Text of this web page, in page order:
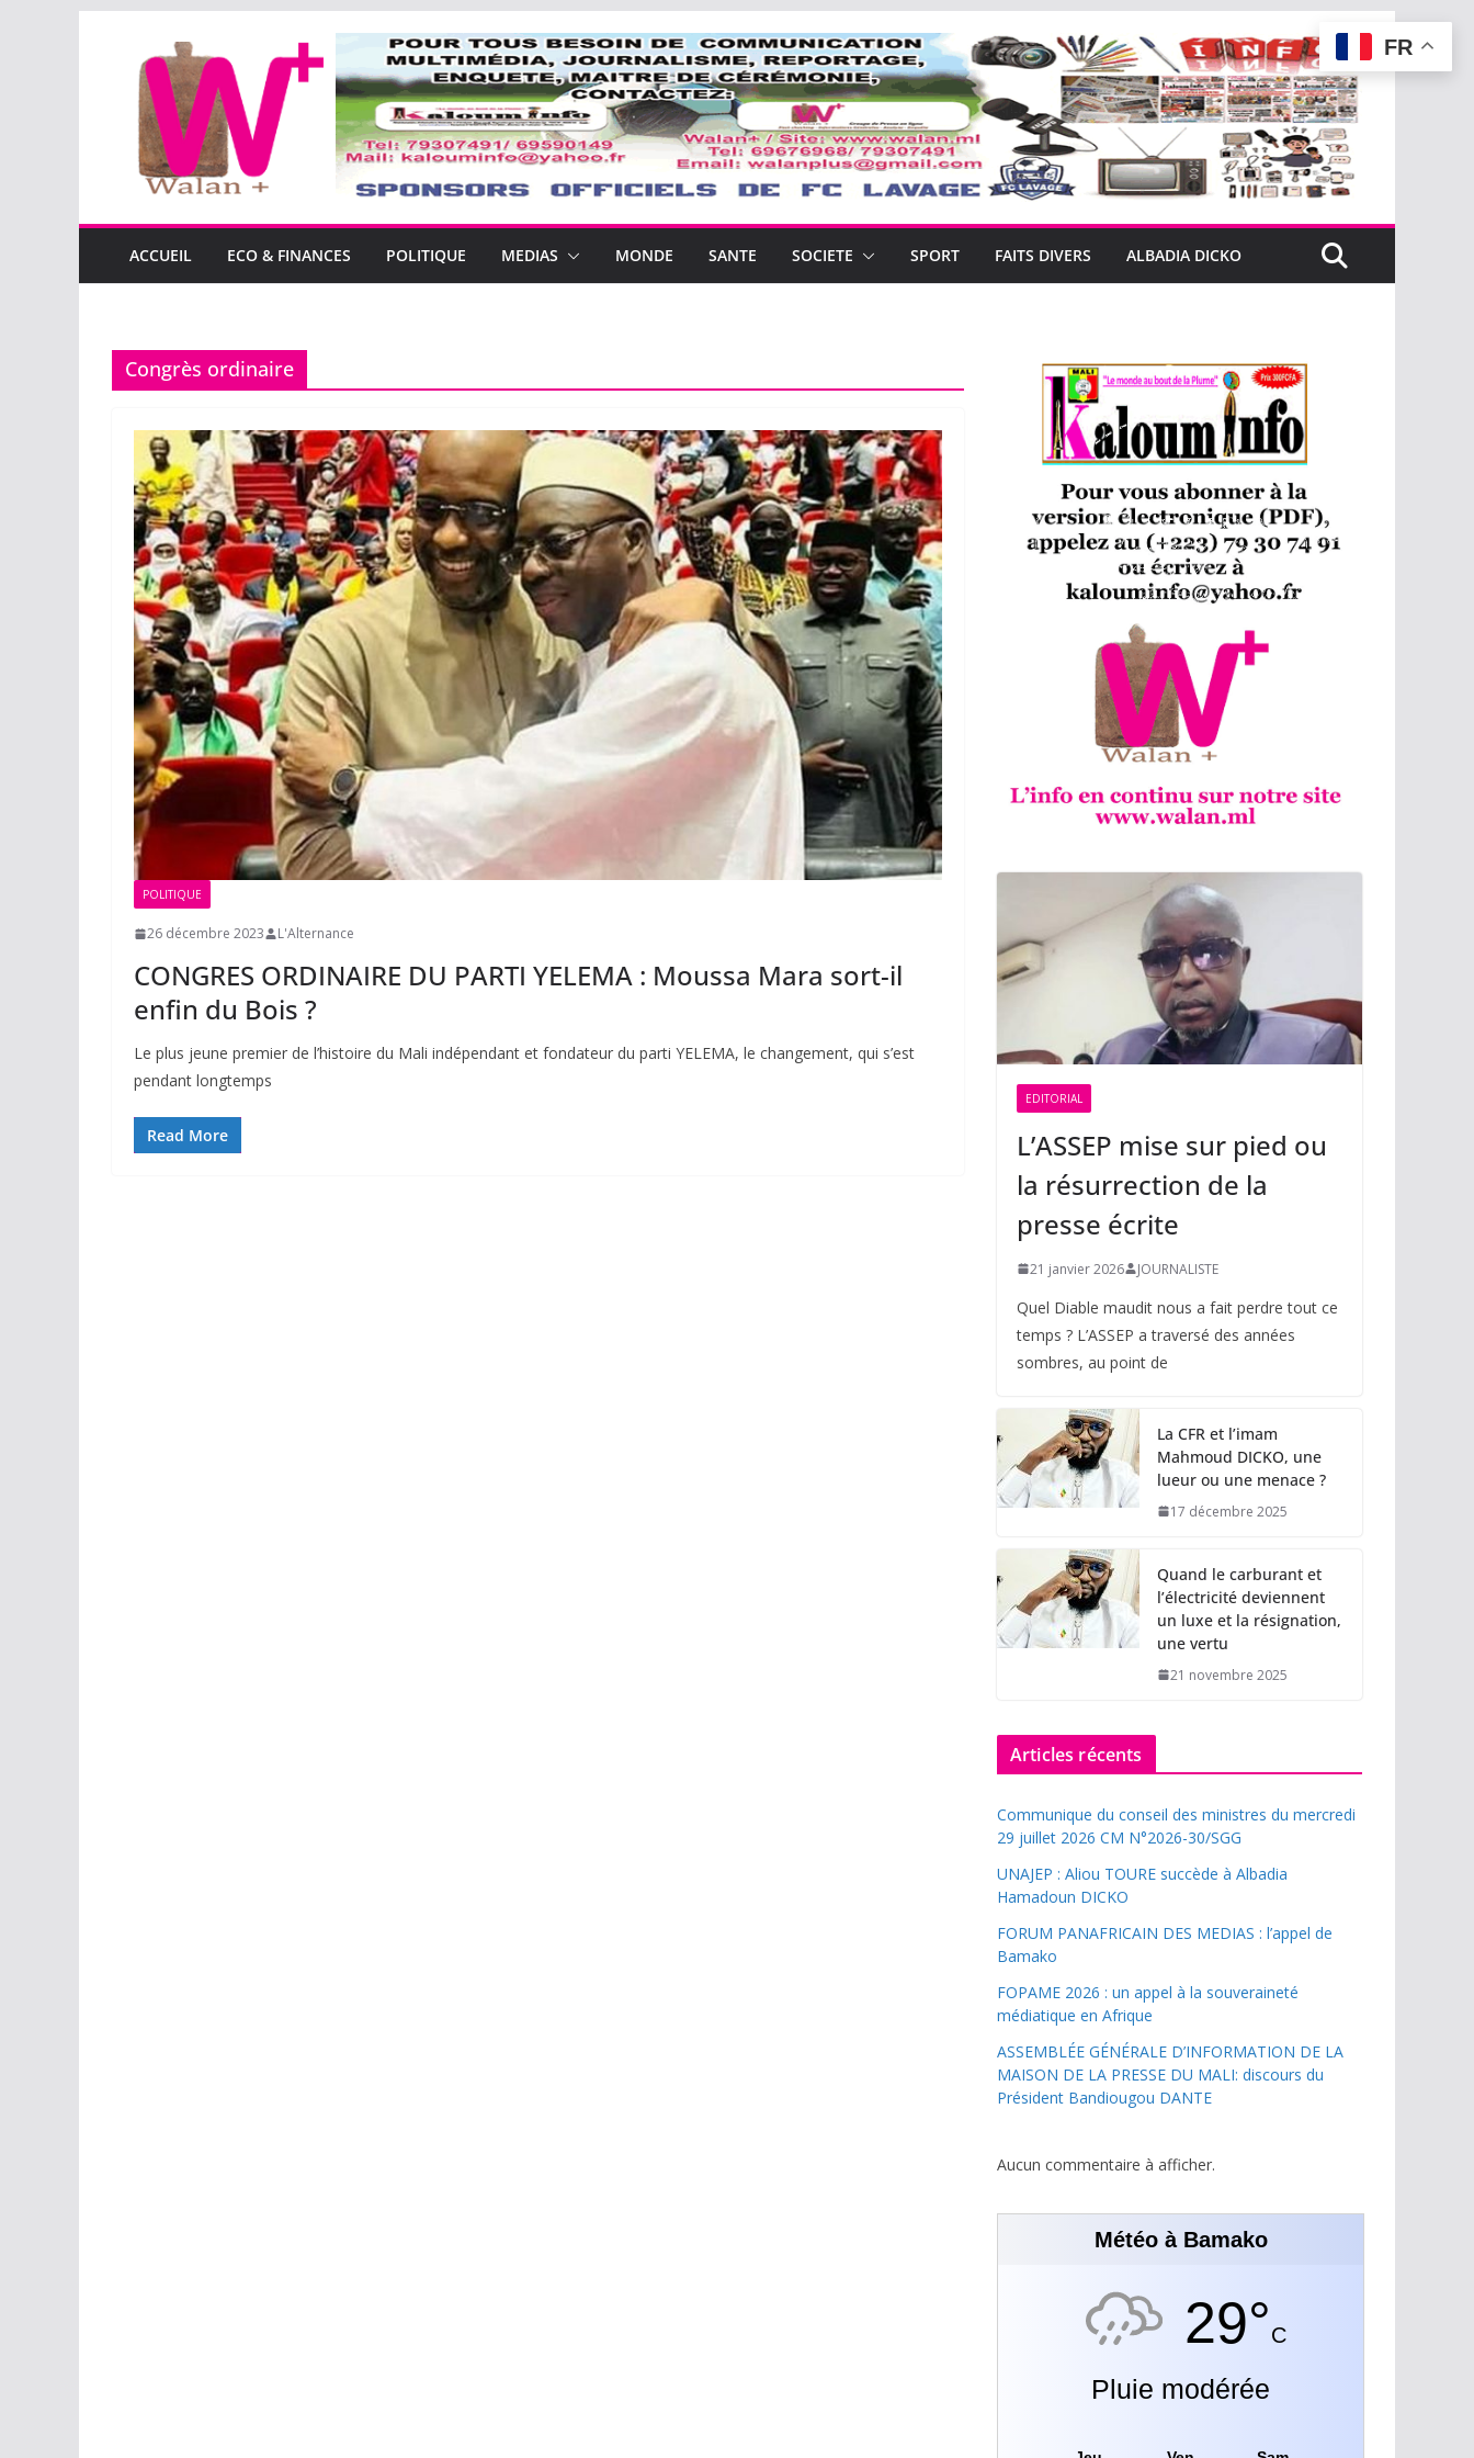
contenu
ACCUEIL ECO & FINANCES POLITIQUE MEDIAS MONDE SANTE SOCIETE SPORT FAITS DIVERS ALBADIA DICKO
Congrès ordinaire
POLITIQUE
26 décembre 2023 L'Alternance
CONGRES ORDINAIRE DU PARTI YELEMA : Moussa Mara sort-il
enfin du Bois ?
Le plus jeune premier de l’histoire du Mali indépendant et fondateur du parti YELEMA, le changement, qui s’est
pendant longtemps
Read More
EDITORIAL
L’ASSEP mise sur pied ou
la résurrection de la
presse écrite
21 janvier 2026 JOURNALISTE
Quel Diable maudit nous a fait perdre tout ce
temps ? L’ASSEP a traversé des années
sombres, au point de
La CFR et l’imam
Mahmoud DICKO, une
lueur ou une menace ?
17 décembre 2025
Quand le carburant et
l’électricité deviennent
un luxe et la résignation,
une vertu
21 novembre 2025
Articles récents
Communique du conseil des ministres du mercredi
29 juillet 2026 CM N°2026-30/SGG
UNAJEP : Aliou TOURE succède à Albadia
Hamadoun DICKO
FORUM PANAFRICAIN DES MEDIAS : l’appel de
Bamako
FOPAME 2026 : un appel à la souveraineté
médiatique en Afrique
ASSEMBLÉE GÉNÉRALE D’INFORMATION DE LA
MAISON DE LA PRESSE DU MALI: discours du
Président Bandiougou DANTE
Aucun commentaire à afficher.
Météo à Bamako
29°C
Pluie modérée
FR